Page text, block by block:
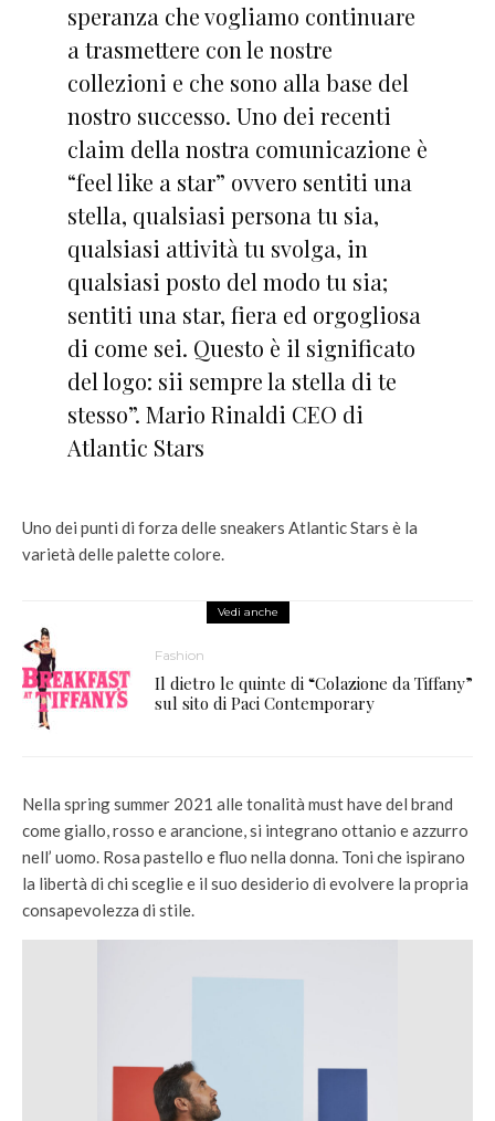
speranza che vogliamo continuare
a trasmettere con le nostre
collezioni e che sono alla base del
nostro successo. Uno dei recenti
claim della nostra comunicazione è
“feel like a star” ovvero sentiti una
stella, qualsiasi persona tu sia,
qualsiasi attività tu svolga, in
qualsiasi posto del modo tu sia;
sentiti una star, fiera ed orgogliosa
di come sei. Questo è il significato
del logo: sii sempre la stella di te
stesso”. Mario Rinaldi CEO di
Atlantic Stars
Uno dei punti di forza delle sneakers Atlantic Stars è la
varietà delle palette colore.
Vedi anche
Fashion
Il dietro le quinte di “Colazione da Tiffany”
sul sito di Paci Contemporary
Nella spring summer 2021 alle tonalità must have del brand
come giallo, rosso e arancione, si integrano ottanio e azzurro
nell’ uomo. Rosa pastello e fluo nella donna. Toni che ispirano
la libertà di chi sceglie e il suo desiderio di evolvere la propria
consapevolezza di stile.